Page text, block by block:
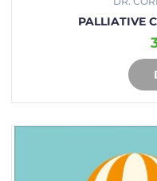
PALLIATIVE
IN